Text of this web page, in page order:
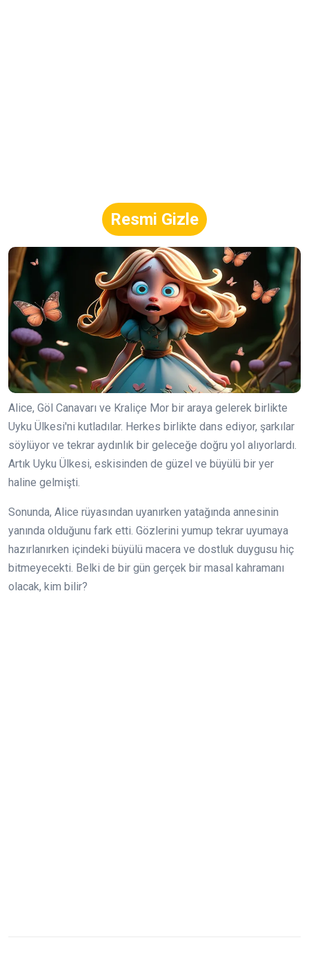
Resmi Gizle
Alice, Göl Canavarı ve Kraliçe Mor bir araya gelerek birlikte
Uyku Ülkesi'ni kutladılar. Herkes birlikte dans ediyor, şarkılar
söylüyor ve tekrar aydınlık bir geleceğe doğru yol alıyorlardı.
Artık Uyku Ülkesi, eskisinden de güzel ve büyülü bir yer
haline gelmişti.
Sonunda, Alice rüyasından uyanırken yatağında annesinin
yanında olduğunu fark etti. Gözlerini yumup tekrar uyumaya
hazırlanırken içindeki büyülü macera ve dostluk duygusu hiç
bitmeyecekti. Belki de bir gün gerçek bir masal kahramanı
olacak, kim bilir?